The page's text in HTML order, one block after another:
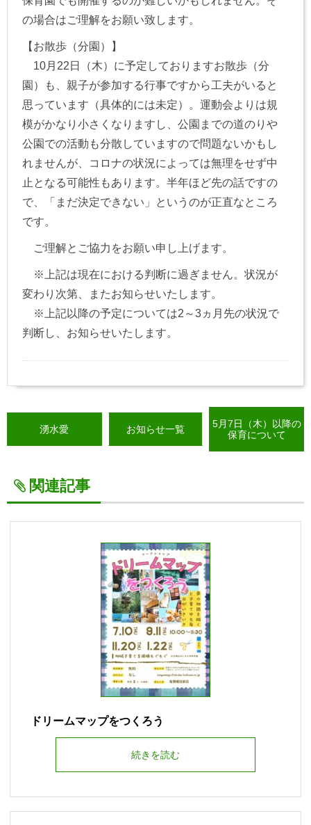
の場合はご理解をお願い致します。
【お散歩（分園）】
10月22日（木）に予定しておりますお散歩（分
園）も、親子が参加する行事ですから工夫がいると
思っています（具体的には未定）。運動会よりは規
模がかなり小さくなりますし、公園までの道のりや
公園での活動も分散していますので問題ないかもし
れませんが、コロナの状況によっては無理をせず中
止となる可能性もあります。半年ほど先の話ですの
で、「まだ決定できない」というのが正直なところ
です。
ご理解とご協力をお願い申し上げます。
※上記は現在における判断に過ぎません。状況が
変わり次第、またお知らせいたします。
※上記以降の予定については2～3ヵ月先の状況で
判断し、お知らせいたします。
湧水愛 お知らせ一覧
5月7日（木）以降の
保育について
関連記事
ドリームマップをつくろう
続きを読む